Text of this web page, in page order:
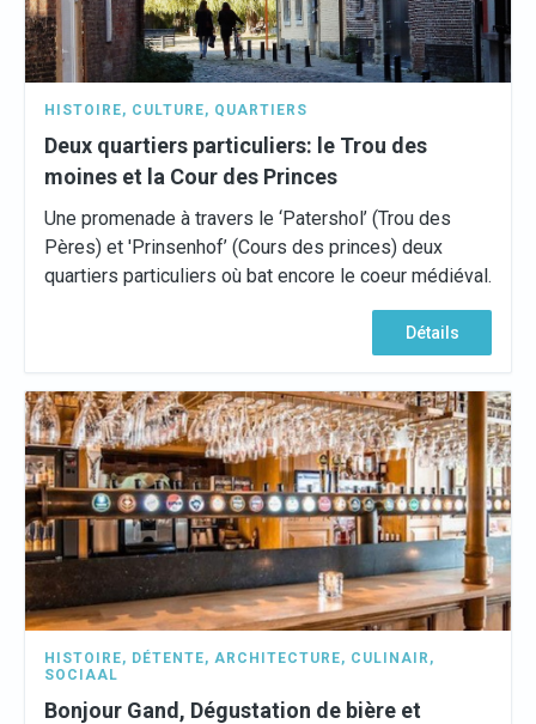
HISTOIRE, CULTURE, QUARTIERS
Deux quartiers particuliers: le Trou des
moines et la Cour des Princes
Une promenade à travers le ‘Patershol’ (Trou des
Pères) et 'Prinsenhof’ (Cours des princes) deux
quartiers particuliers où bat encore le coeur médiéval.
Détails
HISTOIRE, DÉTENTE, ARCHITECTURE, CULINAIR ,
SOCIAAL
Bonjour Gand, Dégustation de bière et